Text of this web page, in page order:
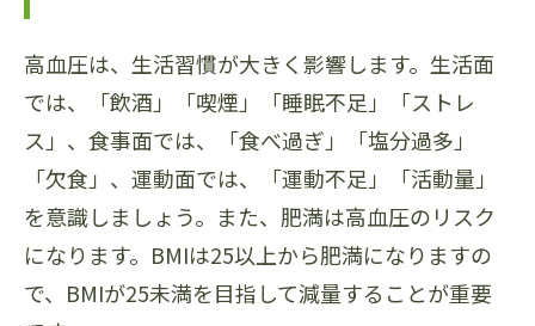
高血圧は、生活習慣が大きく影響します。生活面
では、「飲酒」「喫煙」「睡眠不足」「ストレ
ス」、食事面では、「食べ過ぎ」「塩分過多」
「欠食」、運動面では、「運動不足」「活動量」
を意識しましょう。また、肥満は高血圧のリスク
になります。BMIは25以上から肥満になりますの
で、BMIが25未満を目指して減量することが重要